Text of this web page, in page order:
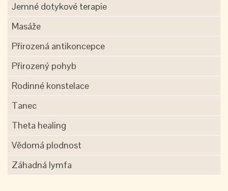
Jemné dotykové terapie
Masáže
Přirozená antikoncepce
Přirozený pohyb
Rodinné konstelace
Tanec
Theta healing
Vědomá plodnost
Záhadná lymfa